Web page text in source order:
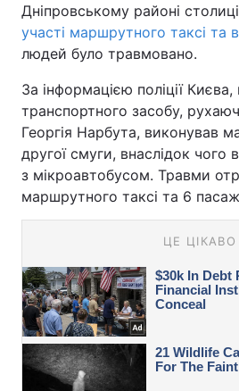
Дніпровському районі столиці
участі маршрутного таксі та
людей було травмовано.
За інформацією поліції
транспортного засобу,
Георгія Нарбута, виконував
другої смуги, внаслідок чого
з мікроавтобусом. Травми
маршрутного таксі та 6